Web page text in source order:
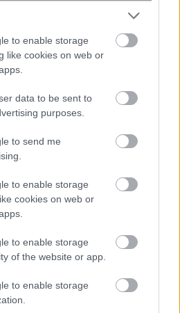
to enable storage
like cookies on web or
data to be sent to
purposes.
to send me
to enable storage
cookies on web or
to enable storage
of the website or app.
to enable storage
από την Ελλάδα
Επιχειρήσεις
με μισθό άνω των
μπορούν να...
2026: Ποιοι θα